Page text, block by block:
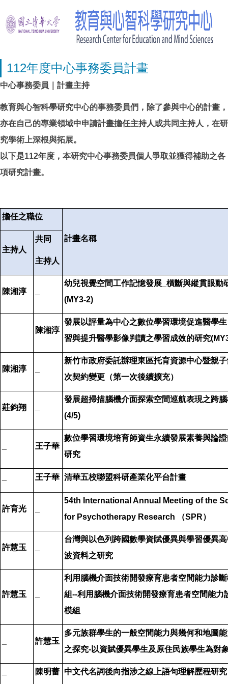
112年度中心事務委員計畫
中心事務委員｜計畫主持
教育與心智科學研究中心的事務委員們，除了參與中心的計畫，
亦在自己的專業領域中申請計畫擔任主持人或共同主持人，在研
究學術上深根與拓展。
以下是112年度 ，本研究中心事務委員個人爭取並獲得補助之各
項研究計畫。
擔任之職位
計畫名稱
主持人
共同
主持人
陳湘淳
幼兒視覺空間工作記憶發展 橫斷與縱貫眼動
(MY3-2)
陳湘淳
發展以評量為中心之數位學習環境促進醫學
習與提升醫學影像判讀之學習成效的研究
陳湘淳
新竹市政府委託辦理東區托育資源中心暨親
次契約變更（第一次後續擴充）
莊鈞翔
發展超掃描腦機介面探索空間巡航表現之跨
(4/5)
王子華
數位學習環境培育師資生永續發展素養與論
研究
王子華 清華五校聯盟科研產業化平台計畫
許育光
54th International Annual Meeting of the
for Psychotherapy Research
（SPR）
許慧玉
台灣與以色列跨國數學資賦優異與學習優異
波資料之研究
許慧玉
利用腦機介面技術開發療育患者空間能力診
組--利用腦機介面技術開發療育患者空間能力
模組
許慧玉
多元族群學生的一般空間能力與幾何和地圖
之探究-以資賦優異學生及原住民族學生為對
陳明蕾 中文代名詞後向指涉之線上語句理解歷程研究